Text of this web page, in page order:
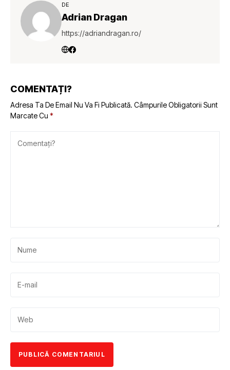
DE
Adrian Dragan
https://adriandragan.ro/
COMENTAȚI?
Adresa Ta De Email Nu Va Fi Publicată. Câmpurile Obligatorii Sunt
Marcate Cu *